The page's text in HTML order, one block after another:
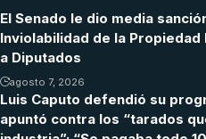
El Senado le dio media
Inviolabilidad de la
a Diputados
agosto 7, 2026
Luis Caputo defendió su
apuntó contra los “tarados